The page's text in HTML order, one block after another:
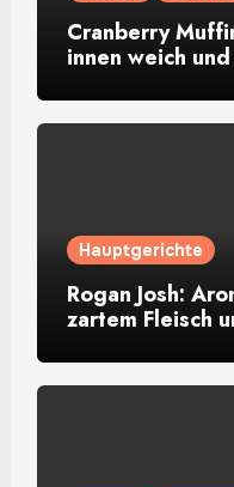
Cranberry
innen weich
Hauptgerichte
Rogan Josh:
zartem Fleisch